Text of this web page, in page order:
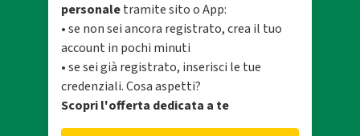
personaletramite sito o App:
• se non sei ancora registrato, crea il tuo
account in pochi minuti
• se sei già registrato, inserisci le tue
credenziali. Cosa aspetti?
Scopri l'offerta dedicata a te